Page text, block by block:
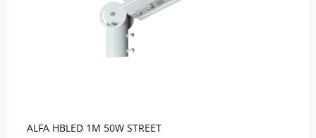
ALFA HBLED 1M 50W STREET